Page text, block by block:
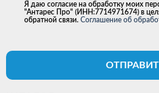
Я даю согласие на обработку моих
"Антарес Про" (ИНН:7714971674) в
обратной связи. Соглашение об